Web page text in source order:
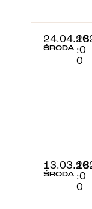
ŚRODA
18
:0
0
ŚRODA
18
:0
0